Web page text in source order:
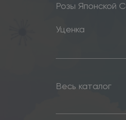
Розы Японской
Уценка
Весь каталог